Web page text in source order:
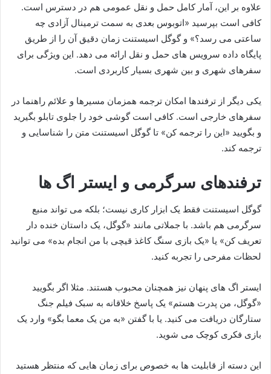
علاوه بر این، آمار کامل حمل و نقل عمومی هم در دسترس است.
کافی است بپرسید «اتوبوس بعدی به سمت ترمینال آزادی چه
ساعتی می رسد؟» و گوگل اسیستنت زمان دقیق آن را از طریق
پایگاه داده سرویس های حمل و نقل ارائه می دهد. این ویژگی برای
سفرهای شهری و بین شهری بسیار کاربردی است.
یکی دیگر از ترفندها امکان ترجمه همزمان مسیرها و علائم راهنما در
سفرهای خارجی است. کافی است گوشی خود را جلوی تابلو بگیرید
و بگویید «این را ترجمه کن» تا گوگل اسیستنت متن را شناسایی و
ترجمه کند.
ترفندهای سرگرمی و ایستر اگ ها
گوگل اسیستنت فقط یک ابزار کاری نیست؛ بلکه می تواند منبع
سرگرمی هم باشد. با جملاتی مانند «گوگل، یک داستان خنده دار
تعریف کن» یا «یک بازی سنگ کاغذ قیچی با من انجام بده» می توانید
لحظات مفرحی را تجربه کنید.
ایستر اگ های پنهان نیز همچنان محبوب هستند. مثلا اگر بگویید
«گوگل، من پدرت هستم» یک پاسخ خلاقانه به سبک فیلم جنگ
ستارگان دریافت می کنید. یا با گفتن «به من یک معما بگو» وارد یک
بازی فکری کوچک می شوید.
این دسته از قابلیت ها به خصوص برای زمان هایی که منتظر هستید